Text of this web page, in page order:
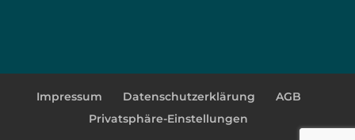
Impressum Datenschutzerklärung
AGB
Privatsphäre-Einstellungen